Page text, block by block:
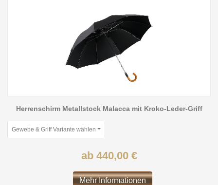
Herrenschirm Metallstock Malacca mit Kroko-Leder-Griff
Gewebe & Griff Variante wählen
ab 440,00 €
Mehr Informationen